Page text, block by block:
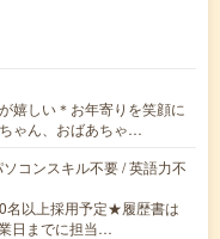
嬉しい＊お年寄りを笑顔に
ゃん、おばあちゃ…
コンスキル不要 / 英語力不
以上採用予定★履歴書は
日までに担当…